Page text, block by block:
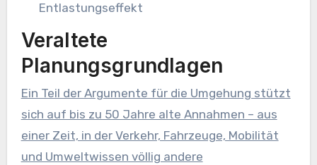
Entlastungseffekt
Veraltete
Planungsgrundlagen
Ein Teil der Argumente für die Umgehung stützt
sich auf bis zu 50 Jahre alte Annahmen – aus
einer Zeit, in der Verkehr, Fahrzeuge, Mobilität
und Umweltwissen völlig andere